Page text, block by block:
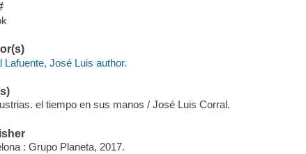
Lafuente, José Luis author.
el tiempo en sus manos / José Luis Corral.
: Grupo Planeta, 2017.